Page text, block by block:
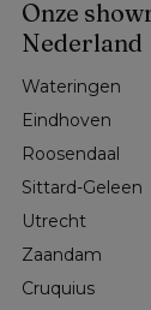
Onze
Nederland
Wateringen
Eindhoven
Roosendaal
Sittard-Geleen
Utrecht
Zaandam
Cruquius